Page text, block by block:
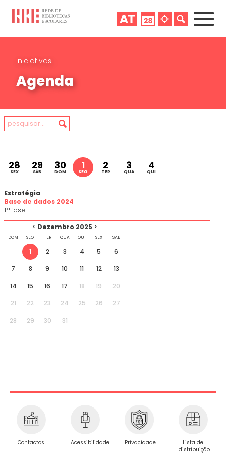
Iniciativas
Agenda
28
SEX
29
SÁB
30
DOM
1
SEG
2
TER
3
QUA
4
QUI
Estratégia
Base de dados 2024
1.ª fase
< Dezembro 2025 >
DOM SEG TER QUA QUI SEX SÁB
1 2 3 4 5
6
7
8 9 10 11 12
13
14
15 16 17 18 19
20
21
22 23 24 25 26
27
28
29 30 31
Contactos Acessibilidade Privacidade
Lista de
distribuição